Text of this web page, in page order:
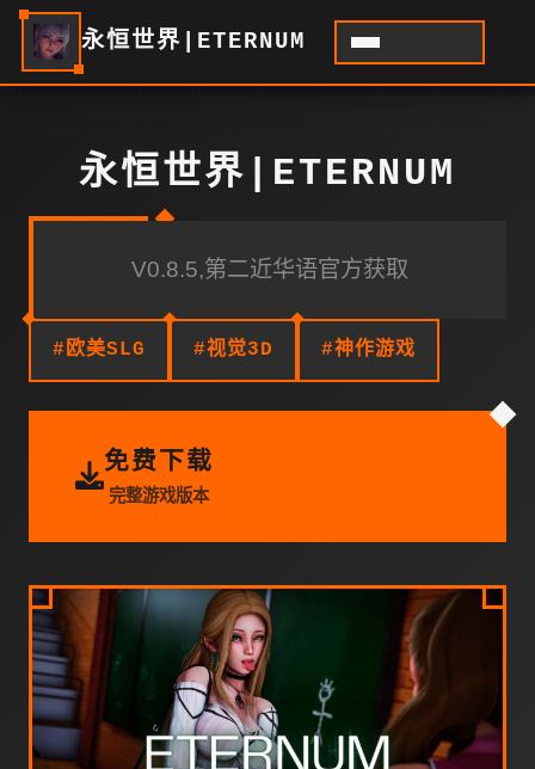
永恒世界|ETERNUM
永恒世界|ETERNUM
V0.8.5,第二近华语官方获取
#欧美SLG #视觉3D #神作游戏
免费下载
完整游戏版本